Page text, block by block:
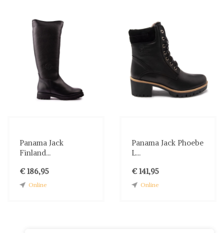
Panama Jack
Finland...
€ 186,95
Online
Panama Jack Phoebe
L...
€ 141,95
Online